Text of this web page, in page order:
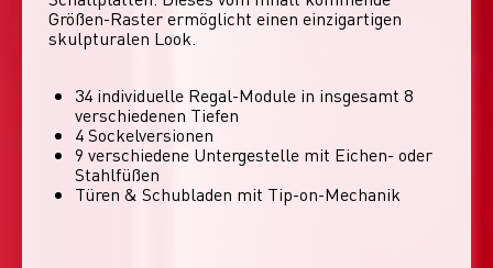
Größen-Raster ermöglicht einen einzigartigen
skulpturalen Look.
34 individuelle Regal-Module​ in insgesamt 8
verschiedenen Tiefen
4 Sockelversionen​
9 verschiedene Untergestelle mit Eichen- oder
Stahlfüßen
Türen & Schubladen mit Tip-on-Mechanik